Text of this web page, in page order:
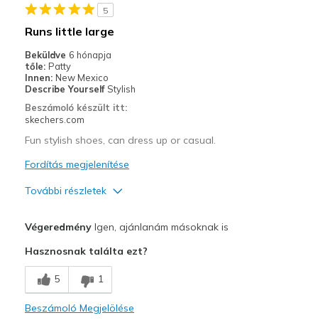
5
Runs little large
Beküldve 6 hónapja
tőle: Patty
Innen: New Mexico
Describe Yourself Stylish
Beszámoló készült itt:
skechers.com
Fun stylish shoes, can dress up or casual.
Fordítás megjelenítése
További részletek
Comfortable
Stylish
VégeredményIgen, ajánlanám másoknak is
Hasznosnak találta ezt?
5 1
Beszámoló Megjelölése